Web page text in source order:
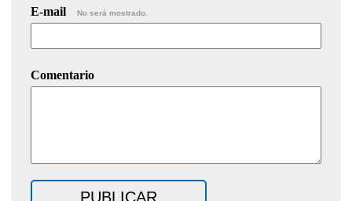
E-mail No será mostrado.
Comentario